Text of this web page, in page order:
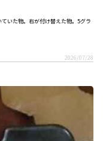
いた物。右が付け替えた物。5グラ
2026/07/28